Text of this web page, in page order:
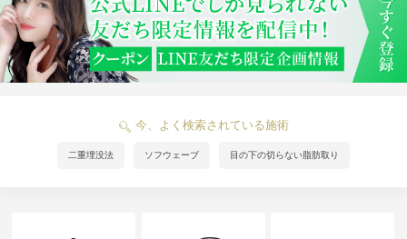
今、よく検索されている施術
二重埋没法 ソフウェーブ 目の下の切らない脂肪取り